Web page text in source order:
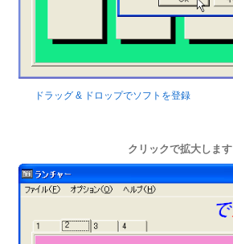
ドラッグ & ドロップでソフトを登録
クリックで拡大します